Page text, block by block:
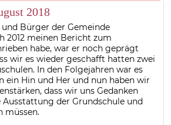
2018
Bürger der Gemeinde
2012 meinen Bericht zum
habe, war er noch geprägt
wir es wieder geschafft hatten zwei
In den Folgejahren war es
ein Hin und Her und nun haben wir
dass wir uns Gedanken
der Grundschule und
müssen.